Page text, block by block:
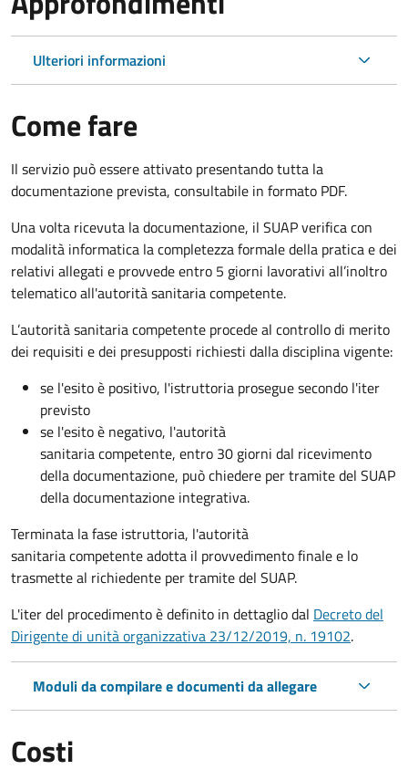
Ulteriori informazioni
Come fare
Il servizio può essere attivato presentando tutta la
documentazione prevista, consultabile in formato PDF.
Una volta ricevuta la documentazione, il SUAP verifica con
modalità informatica la completezza formale della pratica e dei
relativi allegati e provvede entro 5 giorni lavorativi all’inoltro
telematico all'autorità sanitaria competente.
L’autorità sanitaria competente procede al controllo di merito
dei requisiti e dei presupposti richiesti dalla disciplina vigente:
se l'esito è positivo, l'istruttoria prosegue secondo l'iter
previsto
se l'esito è negativo, l'autorità
sanitaria competente, entro 30 giorni dal ricevimento
della documentazione, può chiedere per tramite del SUAP
della documentazione integrativa.
Terminata la fase istruttoria, l'autorità
sanitaria competente adotta il provvedimento finale e lo
trasmette al richiedente per tramite del SUAP.
L'iter del procedimento è definito in dettaglio dal Decreto del
Dirigente di unità organizzativa 23/12/2019, n. 19102.
Moduli da compilare e documenti da allegare
Costi